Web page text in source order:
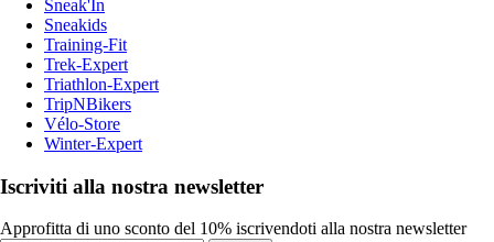
Sneak'In
Sneakids
Training-Fit
Trek-Expert
Triathlon-Expert
TripNBikers
Vélo-Store
Winter-Expert
Iscriviti alla nostra newsletter
Approfitta di uno sconto del 10% iscrivendoti alla nostra newsletter